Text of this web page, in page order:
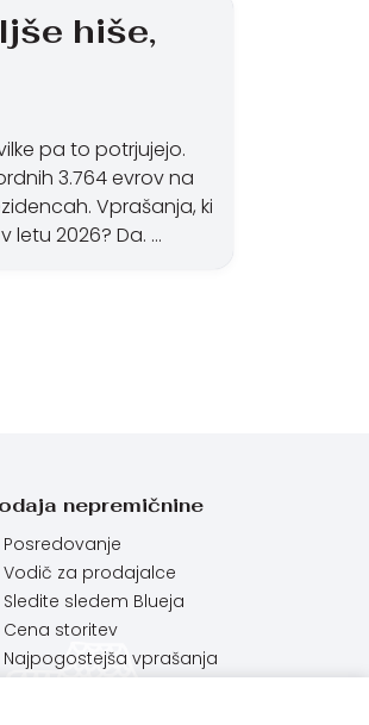
hiše,
pa to potrjujejo.
3.764 evrov na
Vprašanja, ki
letu 2026? Da. …
nepremičnine
Posredovanje
Vodič za prodajalce
Sledite sledem Blueja
Cena storitev
Najpogostejša vprašanja